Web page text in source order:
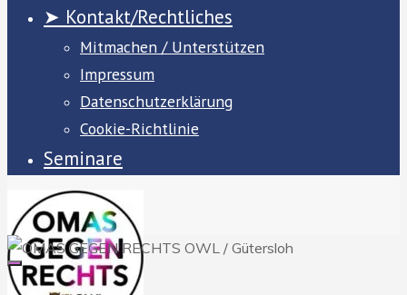
➤ Kontakt/Rechtliches
Mitmachen / Unterstützen
Impressum
Datenschutzerklärung
Cookie-Richtlinie
Seminare